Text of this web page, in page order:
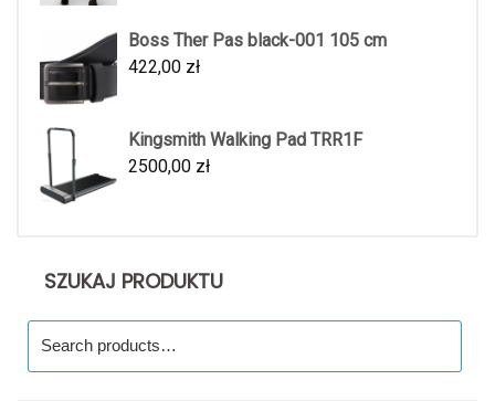
Boss Ther Pas black-001 105 cm
422,00 zł
Kingsmith Walking Pad TRR1F
2500,00 zł
SZUKAJ PRODUKTU
for: